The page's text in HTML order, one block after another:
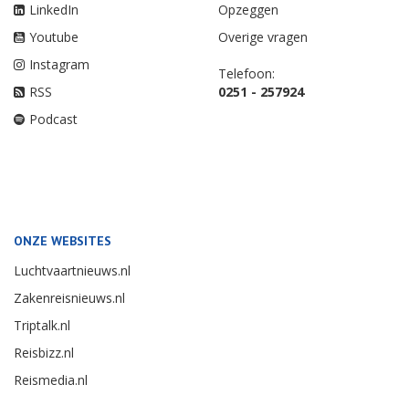
LinkedIn
Youtube
Instagram
RSS
Podcast
Opzeggen
Overige vragen
Telefoon:
0251 - 257924
ONZE WEBSITES
Luchtvaartnieuws.nl
Zakenreisnieuws.nl
Triptalk.nl
Reisbizz.nl
Reismedia.nl